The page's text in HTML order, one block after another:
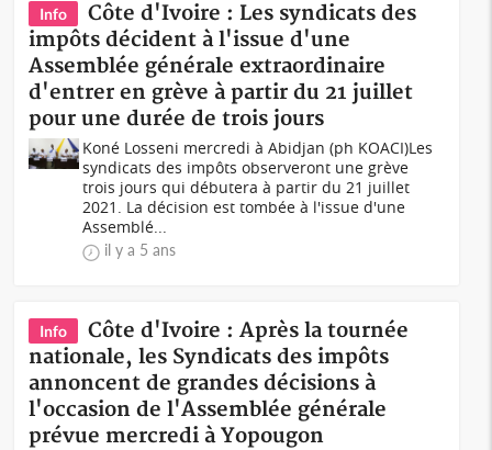
Info
Côte d'Ivoire : Les syndicats des
impôts décident à l'issue d'une
Assemblée générale extraordinaire
d'entrer en grève à partir du 21 juillet
pour une durée de trois jours
Koné Losseni mercredi à Abidjan (ph KOACI)Les
syndicats des impôts observeront une grève
trois jours qui débutera à partir du 21 juillet
2021. La décision est tombée à l'issue d'une
Assemblé...
il y a 5 ans
Info
Côte d'Ivoire : Après la tournée
nationale, les Syndicats des impôts
annoncent de grandes décisions à
l'occasion de l'Assemblée générale
prévue mercredi à Yopougon